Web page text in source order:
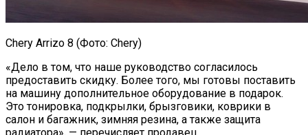
Chery Arrizo 8 (Фото: Chery)
«Дело в том, что наше руководство согласилось
предоставить скидку. Более того, мы готовы поставить
на машину дополнительное оборудование в подарок.
Это тонировка, подкрылки, брызговики, коврики в
салон и багажник, зимняя резина, а также защита
радиатора», — перечисляет продавец.